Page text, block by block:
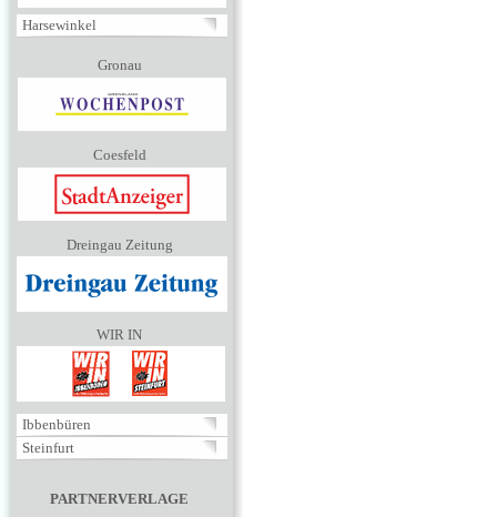
Harsewinkel
Gronau
Coesfeld
Dreingau Zeitung
WIR IN
Ibbenbüren
Steinfurt
PARTNERVERLAGE